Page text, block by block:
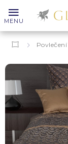
MENU
Grafické